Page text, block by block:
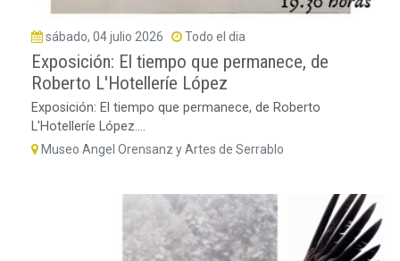
sábado, 04 julio 2026 Todo el dia
Exposición: El tiempo que permanece, de
Roberto L'Hotelleríe López
Exposición: El tiempo que permanece, de Roberto
L'Hotelleríe López....
Museo Angel Orensanz y Artes de Serrablo